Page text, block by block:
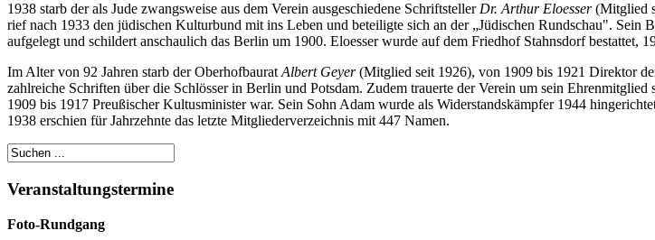
1938 starb der als Jude zwangsweise aus dem Verein ausgeschiedene SchriftstellerDr. Arthur Eloesser(Mitglied
rief nach 1933 den jüdischen Kulturbund mit ins Leben und beteiligte sich an der „Jüdischen Rundschau". Sein
aufgelegt und schildert anschaulich das Berlin um 1900. Eloesser wurde auf dem Friedhof Stahnsdorf bestattet,
Im Alter von 92 Jahren starb der Oberhofbaurat Albert Geyer(Mitglied seit 1926), von 1909 bis 1921 Direktor
zahlreiche Schriften über die Schlösser in Berlin und Potsdam. Zudem trauerte der Verein um sein Ehrenmitglied
1909 bis 1917 Preußischer Kultusminister war. Sein Sohn Adam wurde als Widerstandskämpfer 1944
1938 erschien für Jahrzehnte das letzte Mitgliederverzeichnis mit 447 Namen.
Veranstaltungstermine
Foto-Rundgang